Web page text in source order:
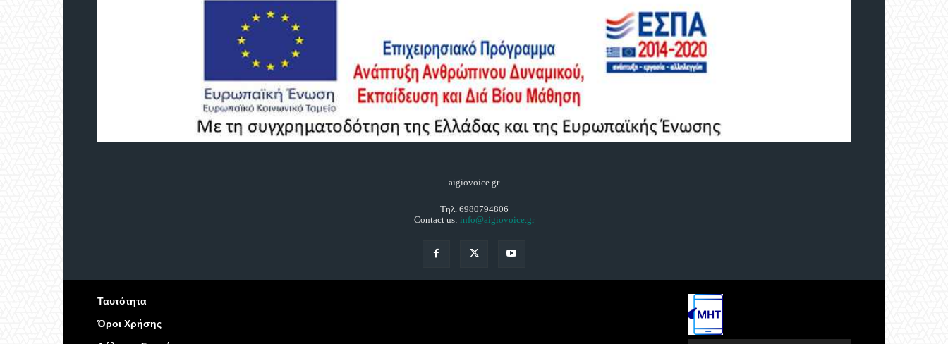
aigiovoice.gr
Τηλ. 6980794806
Contact us: info@aigiovoice.gr
Ταυτότητα
Όροι Χρήσης